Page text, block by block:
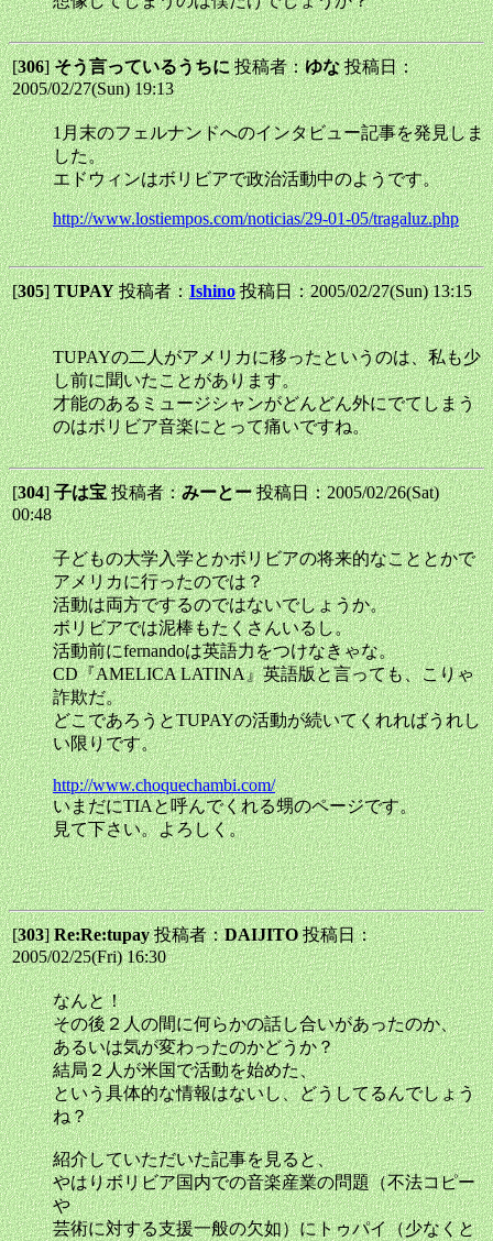
[306]そう言っているうちに投稿者：ゆな投稿日：
2005/02/27(Sun) 19:13
1月末のフェルナンドへのインタビュー記事を発見しま
した。
エドウィンはボリビアで政治活動中のようです。
http://www.lostiempos.com/noticias/29-01-05/tragaluz.php
[305]TUPAY投稿者：Ishino 投稿日：2005/02/27(Sun) 13:15
TUPAYの二人がアメリカに移ったというのは、私も少
し前に聞いたことがあります。
才能のあるミュージシャンがどんどん外にでてしまう
のはボリビア音楽にとって痛いですね。
[304]子は宝投稿者：みーとー投稿日：2005/02/26(Sat)
00:48
子どもの大学入学とかボリビアの将来的なこととかで
アメリカに行ったのでは？
活動は両方でするのではないでしょうか。
ボリビアでは泥棒もたくさんいるし。
活動前にfernandoは英語力をつけなきゃな。
CD『AMELICA LATINA』英語版と言っても、こりゃ
詐欺だ。
どこであろうとTUPAYの活動が続いてくれればうれし
い限りです。
http://www.choquechambi.com/
いまだにTIAと呼んでくれる甥のページです。
見て下さい。よろしく。
[303]Re:Re:tupay投稿者：DAIJITO投稿日：
2005/02/25(Fri) 16:30
なんと！
その後２人の間に何らかの話し合いがあったのか、
あるいは気が変わったのかどうか？
結局２人が米国で活動を始めた、
という具体的な情報はないし、どうしてるんでしょう
ね？
紹介していただいた記事を見ると、
やはりボリビア国内での音楽産業の問題（不法コピー
や
芸術に対する支援一般の欠如）にトゥパイ（少なくと